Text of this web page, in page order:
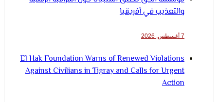
والتعذيب في أفريقيا
El Hak Foundation Warns of Renewed Violations
Against Civilians in Tigray and Calls for Urgent